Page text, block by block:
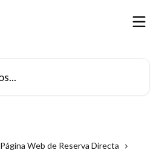
Página Web de Reserva Directa